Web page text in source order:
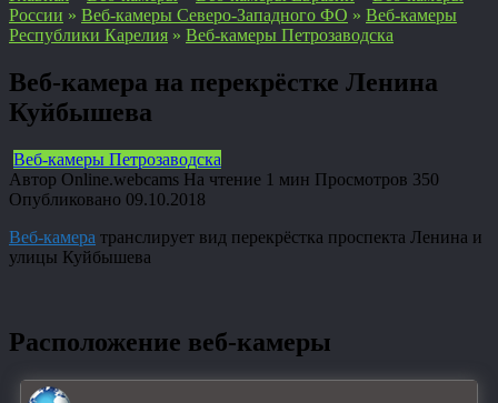
России » Веб-камеры Северо-Западного ФО » Веб-камеры
Республики Карелия » Веб-камеры Петрозаводска
Веб-камера на перекрёстке Ленина
Куйбышева
Веб-камеры Петрозаводска
Автор Online.webcams На чтение 1 мин Просмотров 350
Опубликовано 09.10.2018
Веб-камера транслирует вид перекрёстка проспекта Ленина и
улицы Куйбышева
Расположение веб-камеры